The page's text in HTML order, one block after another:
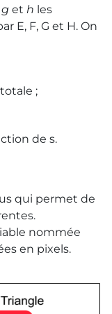
g et h les
E, F, G et H. On
;
de s.
qui permet de
nommée
en pixels.